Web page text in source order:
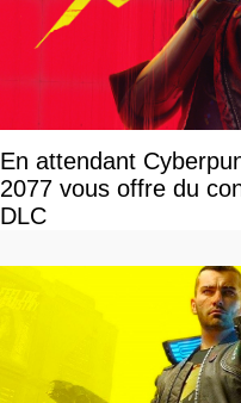
En attendant
2077 vous offre du
DLC